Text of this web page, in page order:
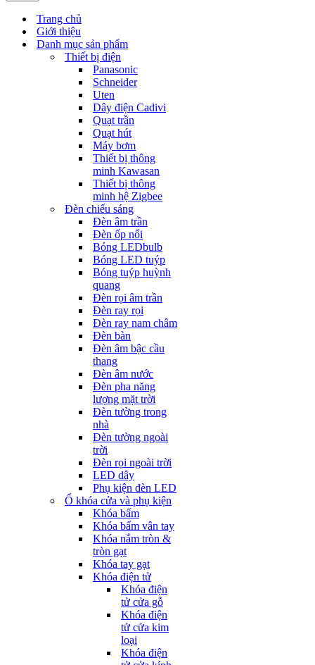
Trang chủ
Giới thiệu
Danh mục sản phẩm
Thiết bị điện
Panasonic
Schneider
Uten
Dây điện Cadivi
Quạt trần
Quạt hút
Máy bơm
Thiết bị thông
minh Kawasan
Thiết bị thông
minh hệ Zigbee
Đèn chiếu sáng
Đèn âm trần
Đèn ốp nổi
Bóng LEDbulb
Bóng LED tuýp
Bóng tuýp huỳnh
quang
Đèn rọi âm trần
Đèn ray rọi
Đèn ray nam châm
Đèn bàn
Đèn âm bậc cầu
thang
Đèn âm nước
Đèn pha năng
lượng mặt trời
Đèn tường trong
nhà
Đèn tường ngoài
trời
Đèn rọi ngoài trời
LED dây
Phụ kiện đèn LED
Ổ khóa cửa và phụ kiện
Khóa bấm
Khóa bấm vân tay
Khóa nắm tròn &
tròn gạt
Khóa tay gạt
Khóa điện tử
Khóa điện
tử cửa gỗ
Khóa điện
tử cửa kim
loại
Khóa điện